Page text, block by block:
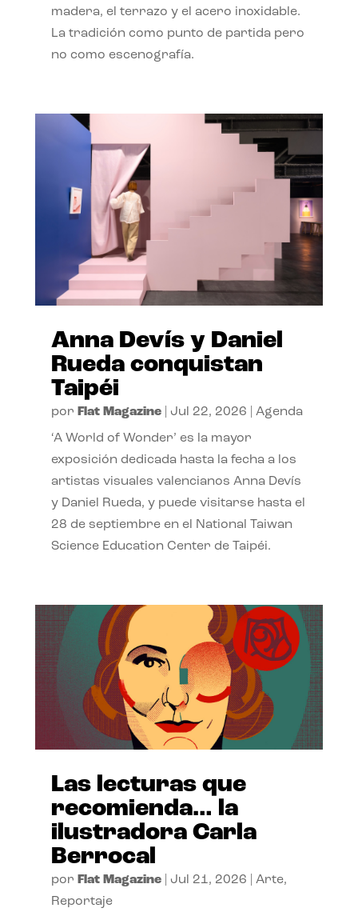
madera, el terrazo y el acero inoxidable.
La tradición como punto de partida pero
no como escenografía.
Anna Devís y Daniel
Rueda conquistan
Taipéi
por Flat Magazine| Jul 22, 2026 Agenda
‘A World of Wonder’ es la mayor
exposición dedicada hasta la fecha a los
artistas visuales valencianos Anna Devís
y Daniel Rueda, y puede visitarse hasta el
28 de septiembre en el National Taiwan
Science Education Center de Taipéi.
Las lecturas que
recomienda… la
ilustradora Carla
Berrocal
por Flat Magazine| Jul 21, 2026 Arte,
Reportaje